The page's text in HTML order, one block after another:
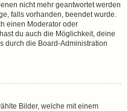
nicht mehr geantwortet werden
falls vorhanden, beendet wurde.
einen Moderator oder
du auch die Möglichkeit, deine
durch die Board-Administration
Bilder, welche mit einem